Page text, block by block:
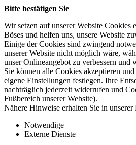
Bitte bestätigen Sie
Wir setzen auf unserer Website Cookies
Böses und helfen uns, unsere Website
Einige der Cookies sind zwingend
unserer Website nicht möglich wäre,
unser Onlineangebot zu verbessern und
Sie können alle Cookies akzeptieren
eigene Einstellungen festlegen. Ihre
nachträglich jederzeit widerrufen und
Fußbereich unserer Website).
Nähere Hinweise erhalten Sie in unserer
Notwendige
Externe Dienste